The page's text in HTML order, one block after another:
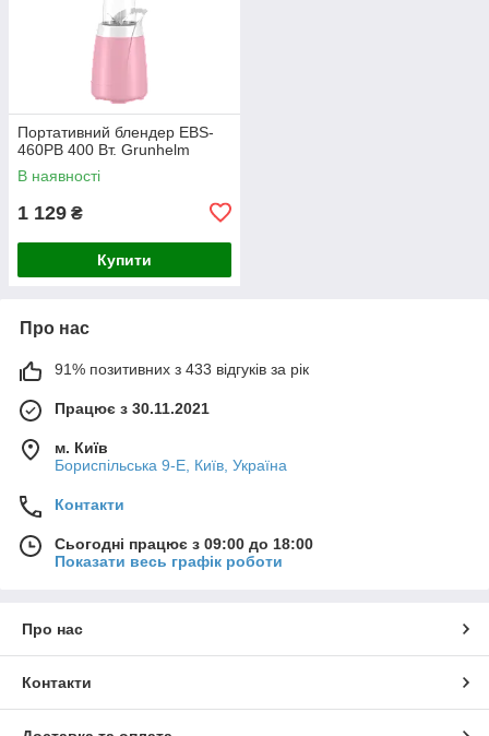
Портативний блендер EBS-
460PB 400 Вт. Grunhelm
В наявності
1 129 ₴
Купити
Про нас
91% позитивних з 433 відгуків за рік
Працює з 30.11.2021
м. Київ
Бориспільська 9-Е, Київ, Україна
Контакти
Сьогодні працює з 09:00 до 18:00
Показати весь графік роботи
Про нас
Контакти